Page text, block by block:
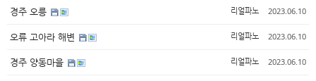
경주 오릉 리얼파노 2023.06.10
오류 고아라 해변 리얼파노 2023.06.10
경주 양동마을 리얼파노 2023.06.10